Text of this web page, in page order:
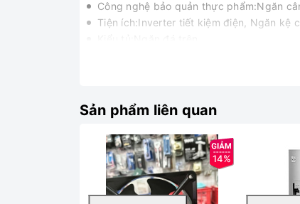
Công nghệ bảo quản thực phẩm:Ngăn
Tiện ích:Inverter tiết kiệm điện, Ngăn kệ
Nơi sản xuất:Indonesia
Năm ra mắt:2017
Hãng:LG
Sản phẩm liên quan
14%